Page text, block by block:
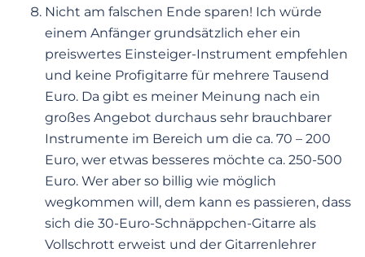
Nicht am falschen Ende sparen! Ich würde
einem Anfänger grundsätzlich eher ein
preiswertes Einsteiger-Instrument empfehlen
und keine Profigitarre für mehrere Tausend
Euro. Da gibt es meiner Meinung nach ein
großes Angebot durchaus sehr brauchbarer
Instrumente im Bereich um die ca. 70 – 200
Euro, wer etwas besseres möchte ca. 250-500
Euro. Wer aber so billig wie möglich
wegkommen will, dem kann es passieren, dass
sich die 30-Euro-Schnäppchen-Gitarre als
Vollschrott erweist und der Gitarrenlehrer